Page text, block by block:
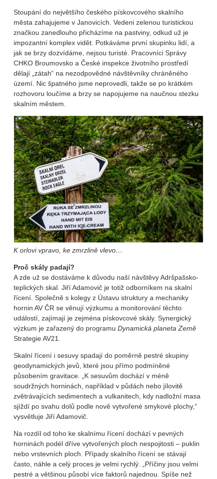
Stoupání do největšího českého pískovcového skalního
města zahajujeme v Janovicích. Vedeni zelenou turistickou
značkou zanedlouho přicházíme na pastviny, odkud už je
impozantní komplex vidět. Potkáváme první skupinku lidí, a
jak se brzy dozvídáme, nejsou turisté. Pracovníci Správy
CHKO Broumovsko a České inspekce životního prostředí
dělají „zátah“ na nezodpovědné návštěvníky chráněného
území. Nic špatného jsme neprovedli, takže se po krátkém
rozhovoru loučíme a brzy se napojujeme na naučnou stezku
skalním městem.
K orlovi vpravo, ke zmrzlině vlevo…
Proč skály padají?
A zde už se dostáváme k důvodu naší návštěvy Adršpašsko-
teplických skal. Jiří Adamovič je totiž odborníkem na skalní
řícení. Společně s kolegy z Ústavu struktury a mechaniky
hornin AV ČR se věnují výzkumu a monitorování těchto
událostí, zajímají je zejména pískovcové skály. Synergický
výzkum je zařazený do programu Dynamická planeta Země
Strategie AV21.
Skalní řícení i sesuvy spadají do poměrně pestré skupiny
geodynamických jevů, které jsou přímo podmíněné
působením gravitace. „K sesuvům dochází v méně
soudržných horninách, například v půdách nebo jílovitě
zvětrávajících sedimentech a vulkanitech, kdy nadložní masa
sjíždí po svahu dolů podle nově vytvořené smykové plochy,“
vysvětluje Jiří Adamovič.
Na rozdíl od toho ke skalnímu řícení dochází v pevných
horninách podél dříve vytvořených ploch nespojitosti – puklin
nebo vrstevních ploch. Případy skalního řícení se stávají
často, náhle a celý proces je velmi rychlý. „Příčiny jsou velmi
pestré a většinou působí více faktorů najednou. Spíše než